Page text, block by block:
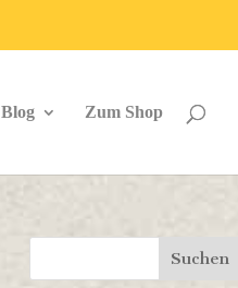
Blog Zum Shop